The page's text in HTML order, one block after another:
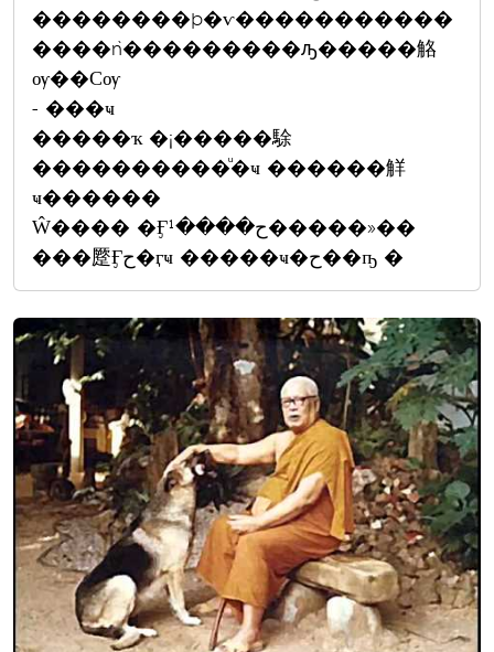
��������þ�ѵ�����������
����ǹ���������ԡ�����觡
ѹ��Сѹ
- ���ҹ
�����ҡ �¡�����駼
����������ͧ�ҹ ������觧
ҹ������
Ŵ���� �Ӻح����¹�����»��
���蹷Ӻح�ӷҹ �����ҹ�ح��ҧ �